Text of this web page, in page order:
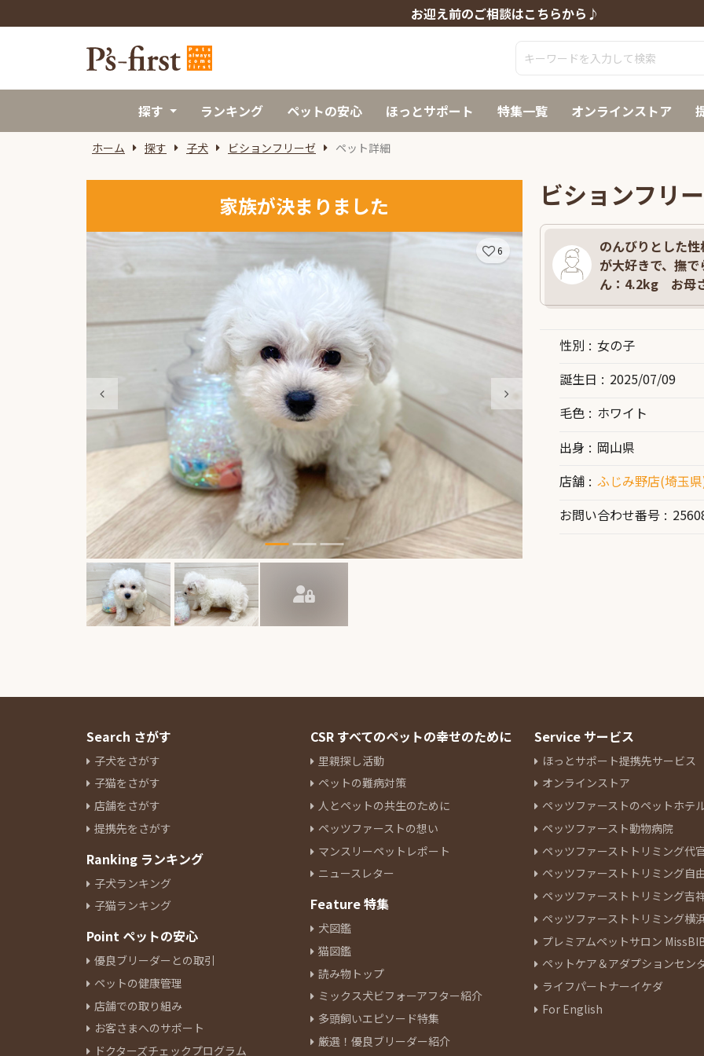
お迎え前のご相談はこちらから♪
探す ランキング ペットの安心 ほっとサポート 特集一覧 オンラインストア
ホーム 探す 子犬 ビションフリーゼ ペット詳細
家族が決まりました
6
ビションフリ
のんびりとした
が大好きで、撫
ん：4.2kg お母
性別
女の子
誕生日
2025/07/09
毛色
ホワイト
出身
岡山県
店舗
ふじみ野店(埼玉
お問い合わせ番号
Search さがす
子犬をさがす
子猫をさがす
店舗をさがす
提携先をさがす
Ranking ランキング
子犬ランキング
子猫ランキング
Point ペットの安心
優良ブリーダーとの取引
ペットの健康管理
店舗での取り組み
お客さまへのサポート
ドクターズチェックプログラム
CSR すべてのペットの幸せのために
里親探し活動
ペットの難病対策
人とペットの共生のために
ペッツファーストの想い
マンスリーペットレポート
ニュースレター
Feature 特集
犬図鑑
猫図鑑
読み物トップ
ミックス犬ビフォーアフター紹介
多頭飼いエピソード特集
厳選！優良ブリーダー紹介
Service サービス
ほっとサポート提携先サービス
オンラインストア
ペッツファーストのペットホテ
ペッツファースト動物病院
ペッツファーストトリミング代
ペッツファーストトリミング自
ペッツファーストトリミング吉
ペッツファーストトリミング横
プレミアムペットサロン
ペットケア＆アダプションセン
ライフパートナーイケダ
For English